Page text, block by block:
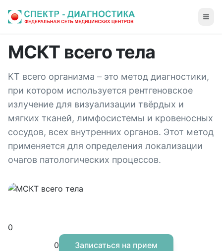
МСКТ всего тела
КТ всего организма – это метод диагностики,
при котором используется рентгеновское
излучение для визуализации твёрдых и
мягких тканей, лимфосистемы и кровеносных
сосудов, всех внутренних органов. Этот метод
применяется для определения локализации
очагов патологических процессов.
0
0 Записаться на прием